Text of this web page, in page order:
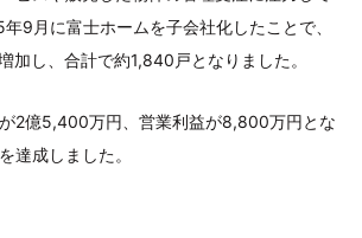
9月に富士ホームを子会社化したことで、
加し、合計で約1,840戸となりました。
2億5,400万円、営業利益が8,800万円とな
達成しました。